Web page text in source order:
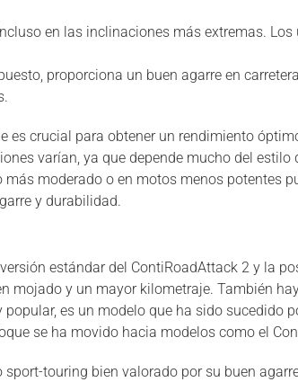
en las inclinaciones más extremas.
proporciona un buen agarre en
es crucial para obtener un rendimiento
varían, ya que depende mucho del
moderado o en motos menos potentes
y durabilidad.
estándar del ContiRoadAttack 2 y la
mojado y un mayor kilometraje. También
es un modelo que ha sido sucedido
se ha movido hacia modelos como el
touring bien valorado por su buen